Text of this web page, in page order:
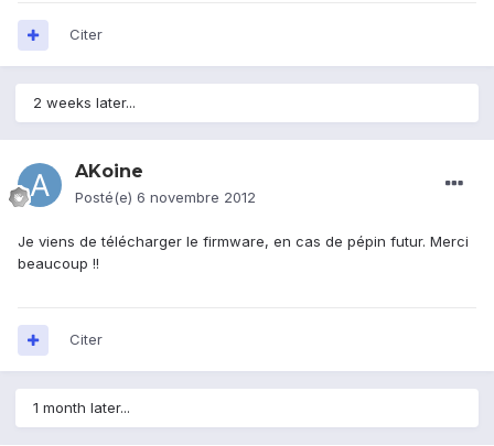
Citer
2 weeks later...
AKoine
Posté(e) 6 novembre 2012
Je viens de télécharger le firmware, en cas de pépin futur. Merci
beaucoup !!
Citer
1 month later...